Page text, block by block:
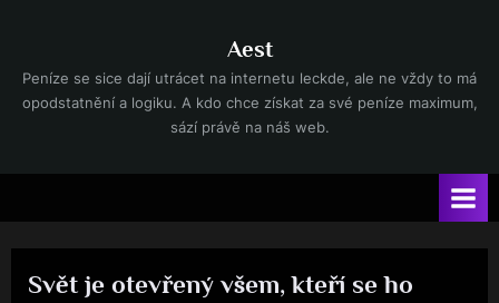
content
Aest
Peníze se sice dají utrácet na internetu leckde, ale ne vždy to má
opodstatnění a logiku. A kdo chce získat za své peníze maximum,
sází právě na náš web.
Svět je otevřený všem, kteří se ho